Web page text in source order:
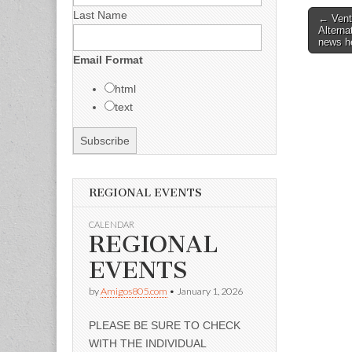
Post
←
news
Last Name
Email Format
html
text
REGIONAL EVENTS
CALENDAR
REGIONAL
EVENTS
byAmigos805.com • January 1, 2026
PLEASE BE SURE TO CHECK
WITH THE INDIVIDUAL